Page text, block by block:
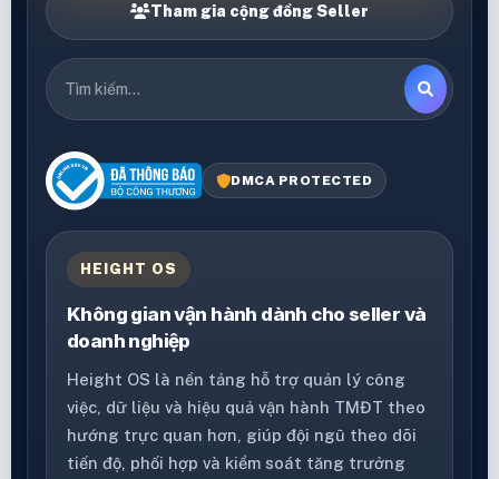
Tham gia cộng đồng Seller
DMCA PROTECTED
HEIGHT OS
Không gian vận hành dành cho seller và
doanh nghiệp
Height OS là nền tảng hỗ trợ quản lý công
việc, dữ liệu và hiệu quả vận hành TMĐT theo
hướng trực quan hơn, giúp đội ngũ theo dõi
tiến độ, phối hợp và kiểm soát tăng trưởng